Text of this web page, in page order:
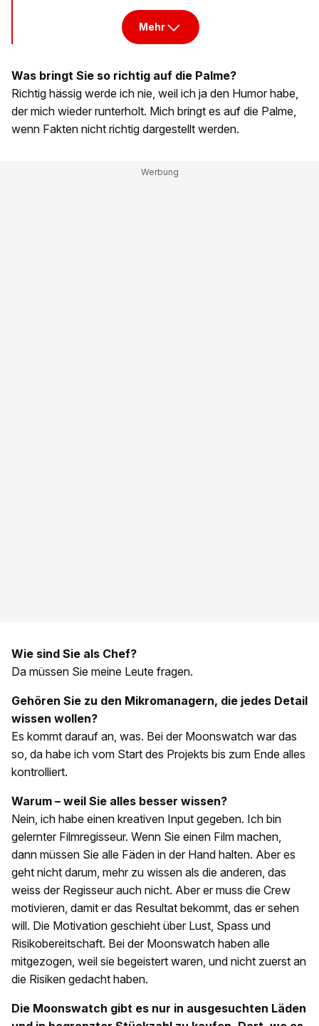
Mehr
Was bringt Sie so richtig auf die Palme?
Richtig hässig werde ich nie, weil ich ja den Humor habe,
der mich wieder runterholt. Mich bringt es auf die Palme,
wenn Fakten nicht richtig dargestellt werden.
Wie sind Sie als Chef?
Da müssen Sie meine Leute fragen.
Gehören Sie zu den Mikromanagern, die jedes Detail
wissen wollen?
Es kommt darauf an, was. Bei der Moonswatch war das
so, da habe ich vom Start des Projekts bis zum Ende alles
kontrolliert.
Warum – weil Sie alles besser wissen?
Nein, ich habe einen kreativen Input gegeben. Ich bin
gelernter Filmregisseur. Wenn Sie einen Film machen,
dann müssen Sie alle Fäden in der Hand halten. Aber es
geht nicht darum, mehr zu wissen als die anderen, das
weiss der Regisseur auch nicht. Aber er muss die Crew
motivieren, damit er das Resultat bekommt, das er sehen
will. Die Motivation geschieht über Lust, Spass und
Risikobereitschaft. Bei der Moonswatch haben alle
mitgezogen, weil sie begeistert waren, und nicht zuerst an
die Risiken gedacht haben.
Die Moonswatch gibt es nur in ausgesuchten Läden